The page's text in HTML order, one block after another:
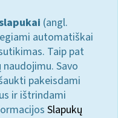
(angl.
automatiškai
Taip pat
Savo
pakeisdami
ir ištrindami
Slapukų